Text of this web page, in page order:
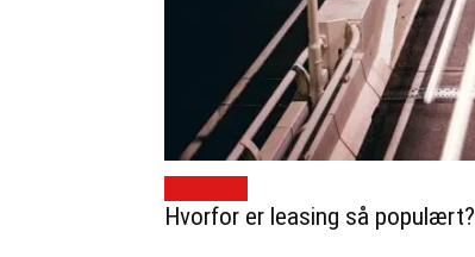
Hvorfor er leasing så populært?